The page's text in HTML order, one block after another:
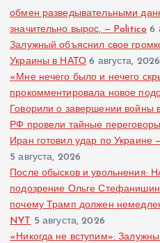
обмен разведывательными
значительно вырос, — Politico 6
Залужный объяснил свое
Украины в НАТО 6 августа, 2026
«Мне нечего было и нечего
прокомментировала новое
Говорили о завершении войны
РФ провели тайные
Иран готовил удар по Украине
5 августа, 2026
После обысков и увольнения:
подозрение Ольге
почему Трамп должен
NYT 5 августа, 2026
«Никогда не вступим»: